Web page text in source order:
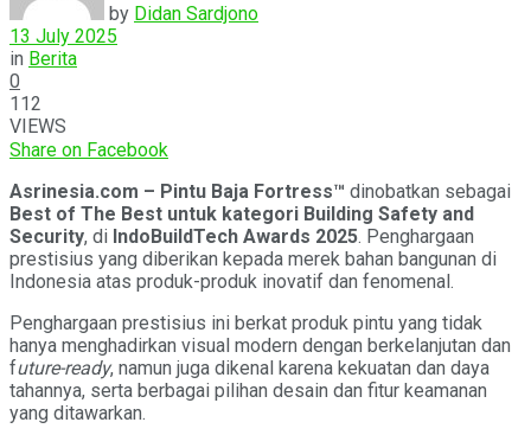
by Didan Sardjono
13 July 2025
in Berita
0
112
VIEWS
Share on Facebook
Asrinesia.com – Pintu Baja Fortress™ dinobatkan sebagai
Best of The Best untuk kategori Building Safety and
Security, di IndoBuildTech Awards 2025. Penghargaan
prestisius yang diberikan kepada merek bahan bangunan di
Indonesia atas produk-produk inovatif dan fenomenal.
Penghargaan prestisius ini berkat produk pintu yang tidak
hanya menghadirkan visual modern dengan berkelanjutan dan
future-ready, namun juga dikenal karena kekuatan dan daya
tahannya, serta berbagai pilihan desain dan fitur keamanan
yang ditawarkan.